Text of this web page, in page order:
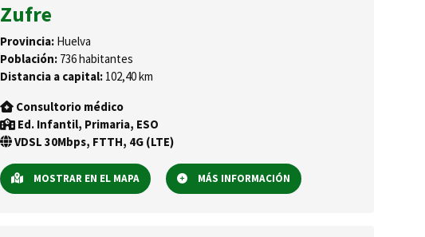
Zufre
Provincia:Huelva
Población:736 habitantes
Distancia a capital:102,40 km
Consultorio médico
Ed. Infantil, Primaria, ESO
VDSL 30Mbps, FTTH, 4G (LTE)
MOSTRAR EN EL MAPA MÁS INFORMACIÓN